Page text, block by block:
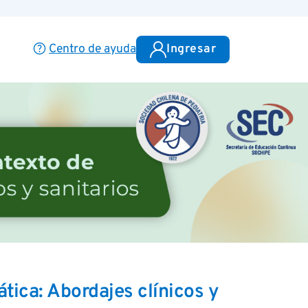
helpCentro de ayuda Ingresar
Abordajes clínicos y